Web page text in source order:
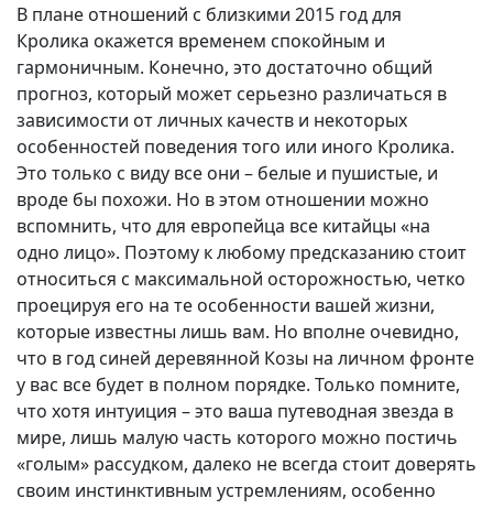
В плане отношений с близкими 2015 год для
Кролика окажется временем спокойным и
гармоничным. Конечно, это достаточно общий
прогноз, который может серьезно различаться в
зависимости от личных качеств и некоторых
особенностей поведения того или иного Кролика.
Это только с виду все они – белые и пушистые, и
вроде бы похожи. Но в этом отношении можно
вспомнить, что для европейца все китайцы «на
одно лицо». Поэтому к любому предсказанию стоит
относиться с максимальной осторожностью, четко
проецируя его на те особенности вашей жизни,
которые известны лишь вам. Но вполне очевидно,
что в год синей деревянной Козы на личном фронте
у вас все будет в полном порядке. Только помните,
что хотя интуиция – это ваша путеводная звезда в
мире, лишь малую часть которого можно постичь
«голым» рассудком, далеко не всегда стоит доверять
своим инстинктивным устремлениям, особенно